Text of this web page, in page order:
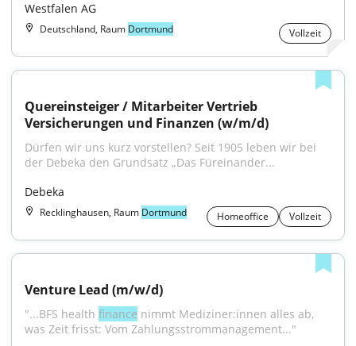
Westfalen AG
Deutschland, Raum Dortmund Vollzeit
Quereinsteiger / Mitarbeiter Vertrieb
Versicherungen und Finanzen (w/m/d)
Dürfen wir uns kurz vorstellen? Seit 1905 leben wir bei
der Debeka den Grundsatz „Das Füreinander...
Debeka
Recklinghausen, Raum Dortmund Homeoffice Vollzeit
Venture Lead (m/w/d)
"...BFS health finance nimmt Mediziner:innen alles ab,
was Zeit frisst: Vom Zahlungsstrommanagement..."